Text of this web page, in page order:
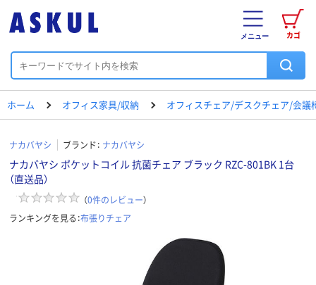
カゴ
メニュー
ホーム オフィス家具/収納 オフィスチェア/デスクチェア/会議
ナカバヤシ ブランド： ナカバヤシ
ナカバヤシ ポケットコイル 抗菌チェア ブラック RZC-801BK 1台
（直送品）
（0件のレビュー）
ランキングを見る：布張りチェア